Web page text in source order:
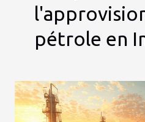
pétrole en